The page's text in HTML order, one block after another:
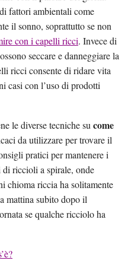
fattori ambientali come
il sonno, soprattutto se non
con i capelli ricci. Invece di
seccare e danneggiare la
ricci consente di ridare vita
casi con l’uso di prodotti
le diverse tecniche su come
da utilizzare per trovare il
pratici per mantenere i
riccioli a spirale, onde
chioma riccia ha solitamente
mattina subito dopo il
se qualche ricciolo ha